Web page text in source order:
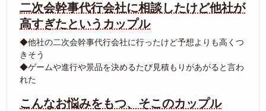
二次会幹事代行会社に相談したけど他社が
高すぎたというカップル
◆他社の二次会幹事代行会社に行ったけど予想よりも高くつ
きそう
◆ゲームや進行や景品を決めるたび見積もりがあがると言わ
れた
こんなお悩みをもつ、そこのカップル